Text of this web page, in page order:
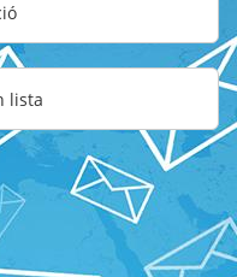
lista